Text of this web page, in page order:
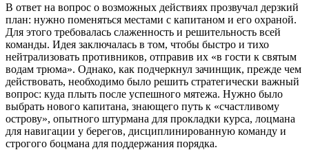
В ответ на вопрос о возможных действиях прозвучал дерзкий
план: нужно поменяться местами с капитаном и его охраной.
Для этого требовалась слаженность и решительность всей
команды. Идея заключалась в том, чтобы быстро и тихо
нейтрализовать противников, отправив их «в гости к святым
водам трюма». Однако, как подчеркнул зачинщик, прежде чем
действовать, необходимо было решить стратегически важный
вопрос: куда плыть после успешного мятежа. Нужно было
выбрать нового капитана, знающего путь к «счастливому
острову», опытного штурмана для прокладки курса, лоцмана
для навигации у берегов, дисциплинированную команду и
строгого боцмана для поддержания порядка.